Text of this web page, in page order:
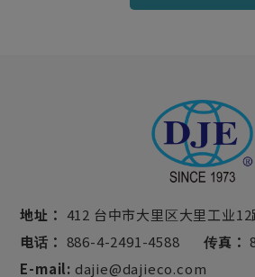
地址： 412 台中市大里区大里工业12
电话： 886-4-2491-4588 传真：
E-mail: dajie@dajieco.com